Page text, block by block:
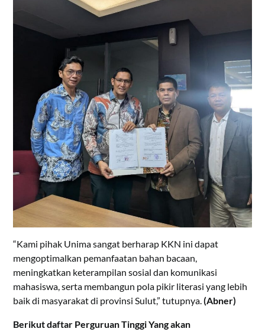
“Kami pihak Unima sangat berharap KKN ini dapat
mengoptimalkan pemanfaatan bahan bacaan,
meningkatkan keterampilan sosial dan komunikasi
mahasiswa, serta membangun pola pikir literasi yang lebih
baik di masyarakat di provinsi Sulut,” tutupnya.(Abner)
Berikut daftar Perguruan Tinggi Yang akan